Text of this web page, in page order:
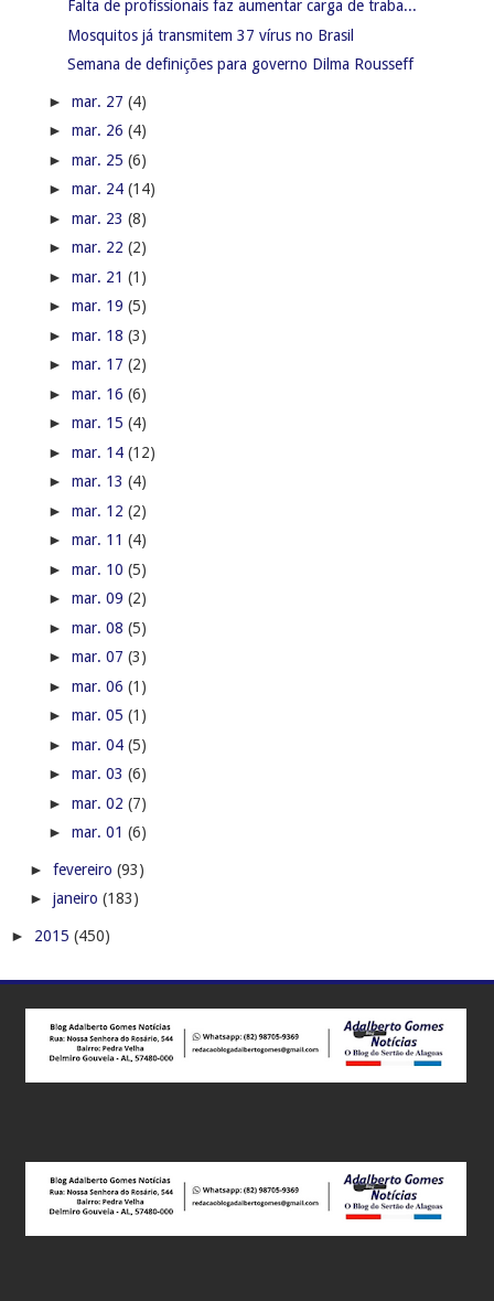
Falta de profissionais faz aumentar carga de traba...
Mosquitos já transmitem 37 vírus no Brasil
Semana de definições para governo Dilma Rousseff
► mar. 27 (4)
► mar. 26 (4)
► mar. 25 (6)
► mar. 24 (14)
► mar. 23 (8)
► mar. 22 (2)
► mar. 21 (1)
► mar. 19 (5)
► mar. 18 (3)
► mar. 17 (2)
► mar. 16 (6)
► mar. 15 (4)
► mar. 14 (12)
► mar. 13 (4)
► mar. 12 (2)
► mar. 11 (4)
► mar. 10 (5)
► mar. 09 (2)
► mar. 08 (5)
► mar. 07 (3)
► mar. 06 (1)
► mar. 05 (1)
► mar. 04 (5)
► mar. 03 (6)
► mar. 02 (7)
► mar. 01 (6)
► fevereiro (93)
► janeiro (183)
► 2015 (450)